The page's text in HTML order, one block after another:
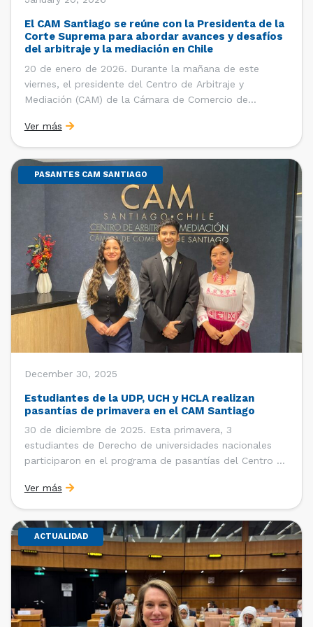
El CAM Santiago se reúne con la Presidenta de la
Corte Suprema para abordar avances y desafíos
del arbitraje y la mediación en Chile
20 de enero de 2026. Durante la mañana de este
viernes, el presidente del Centro de Arbitraje y
Mediación (CAM) de la Cámara de Comercio de
del CAM Santiago, Ximena Vial; y el gerente general de
la CCS, Carlos Soublette, sostuvieron un encuentro […]
Ver más
PASANTES CAM SANTIAGO
December 30, 2025
Estudiantes de la UDP, UCH y HCLA realizan
pasantías de primavera en el CAM Santiago
30 de diciembre de 2025. Esta primavera, 3
estudiantes de Derecho de universidades nacionales
participaron en el programa de pasantías del Centro de
de Santiago (CCS). Entre el 3 de noviembre y el 30 de
diciembre realizaron su pasantía Ingrid Ivania […]
Ver más
ACTUALIDAD